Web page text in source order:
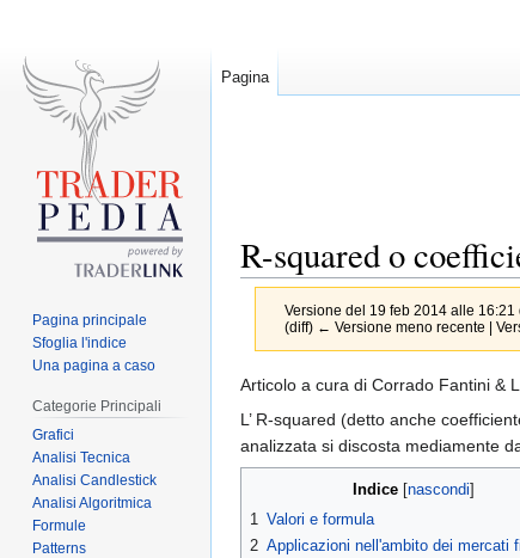
R-squared o
Versione del 19 feb 2014 alle 16:21
(diff) ← Versione meno recente |
Jump
to
navigation
Jump
to
search
Articolo a cura di Corrado Fantini &
L’ R-squared (detto anche
analizzata si discosta mediamente
Indice
1 Valori e formula
2 Applicazioni nell'ambito dei mercati
Pagina
Pagina principale
Sfoglia l'indice
Una pagina a caso
Categorie Principali
Grafici
Analisi Tecnica
Analisi Candlestick
Analisi Algoritmica
Formule
Patterns